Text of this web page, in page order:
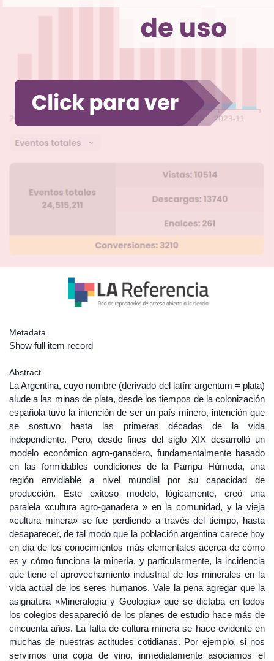
Metadata
Show full item record
Abstract
La Argentina, cuyo nombre (derivado del latín: argentum = plata)
alude a las minas de plata, desde los tiempos de la colonización
española tuvo la intención de ser un país minero, intención que
se sostuvo hasta las primeras décadas de la vida
independiente. Pero, desde fines del siglo XIX desarrolló un
modelo económico agro-ganadero, fundamentalmente basado
en las formidables condiciones de la Pampa Húmeda, una
región envidiable a nivel mundial por su capacidad de
producción. Este exitoso modelo, lógicamente, creó una
paralela «cultura agro-ganadera » en la comunidad, y la vieja
«cultura minera» se fue perdiendo a través del tiempo, hasta
desaparecer, de tal modo que la población argentina carece hoy
en día de los conocimientos más elementales acerca de cómo
es y cómo funciona la minería, y particularmente, la incidencia
que tiene el aprovechamiento industrial de los minerales en la
vida actual de los seres humanos. Vale la pena agregar que la
asignatura «Mineralogía y Geología» que se dictaba en todos
los colegios desapareció de los planes de estudio hace más de
cincuenta años. La falta de cultura minera se hace evidente en
muchas de nuestras actitudes cotidianas. Por ejemplo, si nos
servimos una copa de vino, inmediatamente asociamos el